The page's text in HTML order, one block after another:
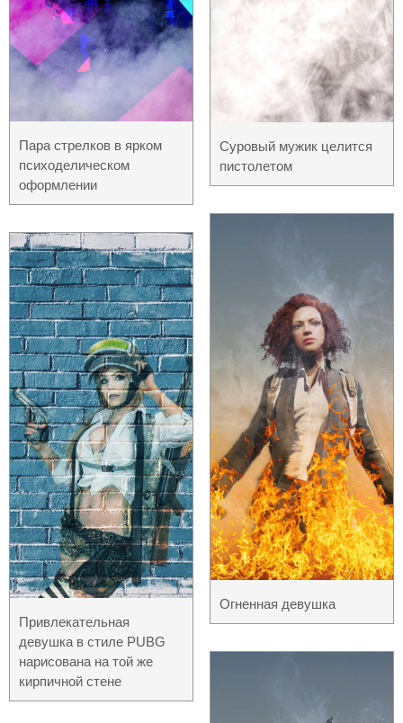
Пара стрелков в ярком
психоделическом
оформлении
Привлекательная
девушка в стиле PUBG
нарисована на той же
кирпичной стене
Суровый мужик целится
пистолетом
Огненная девушка